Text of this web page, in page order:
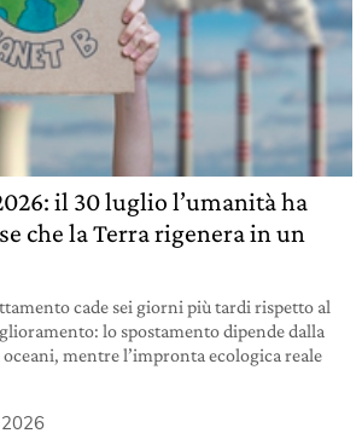
il 30 luglio l’umanità ha
che la Terra rigenera in un
cade sei giorni più tardi rispetto al
lo spostamento dipende dalla
mentre l’impronta ecologica reale